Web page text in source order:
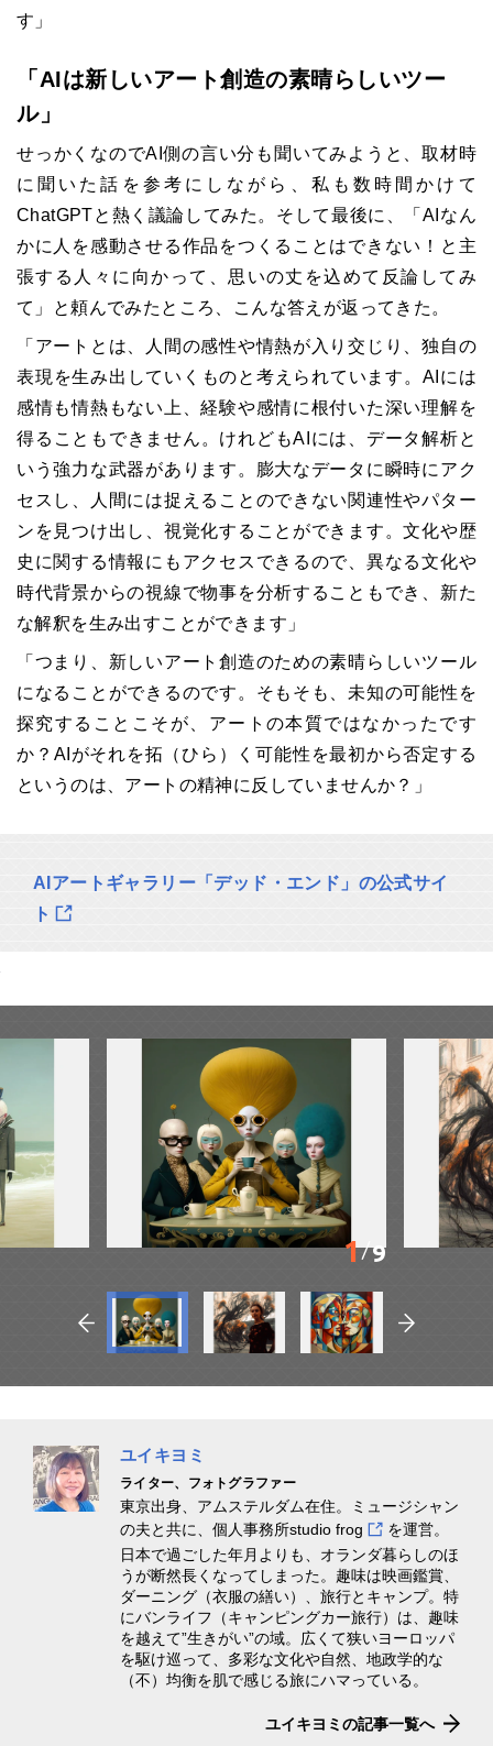
す」
「AIは新しいアート創造の素晴らしいツー
ル」
せっかくなのでAI側の言い分も聞いてみようと、取材時
に聞いた話を参考にしながら、私も数時間かけて
ChatGPTと熱く議論してみた。そして最後に、「AIなん
かに人を感動させる作品をつくることはできない！と主
張する人々に向かって、思いの丈を込めて反論してみ
て」と頼んでみたところ、こんな答えが返ってきた。
「アートとは、人間の感性や情熱が入り交じり、独自の
表現を生み出していくものと考えられています。AIには
感情も情熱もない上、経験や感情に根付いた深い理解を
得ることもできません。けれどもAIには、データ解析と
いう強力な武器があります。膨大なデータに瞬時にアク
セスし、人間には捉えることのできない関連性やパター
ンを見つけ出し、視覚化することができます。文化や歴
史に関する情報にもアクセスできるので、異なる文化や
時代背景からの視線で物事を分析することもでき、新た
な解釈を生み出すことができます」
「つまり、新しいアート創造のための素晴らしいツール
になることができるのです。そもそも、未知の可能性を
探究することこそが、アートの本質ではなかったです
か？AIがそれを拓（ひら）く可能性を最初から否定する
というのは、アートの精神に反していませんか？」
AIアートギャラリー「デッド・エンド」の公式サイ
ト
1 9
ユイキヨミ
ライター、フォトグラファー
東京出身、アムステルダム在住。ミュージシャン
の夫と共に、個人事務所studio frog
を運営。
日本で過ごした年月よりも、オランダ暮らしのほ
うが断然長くなってしまった。趣味は映画鑑賞、
ダーニング（衣服の繕い）、旅行とキャンプ。特
にバンライフ（キャンピングカー旅行）は、趣味
を越えて”生きがい”の域。広くて狭いヨーロッパ
を駆け巡って、多彩な文化や自然、地政学的な
（不）均衡を肌で感じる旅にハマっている。
ユイキヨミの記事一覧へ